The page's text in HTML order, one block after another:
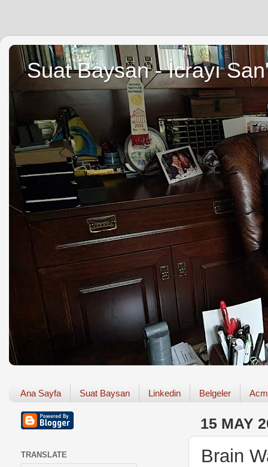
Suat Baysan - İcrayı
Ana Sayfa Suat Baysan Linkedin Belgeler
15 MAY
Brain
TRANSLATE